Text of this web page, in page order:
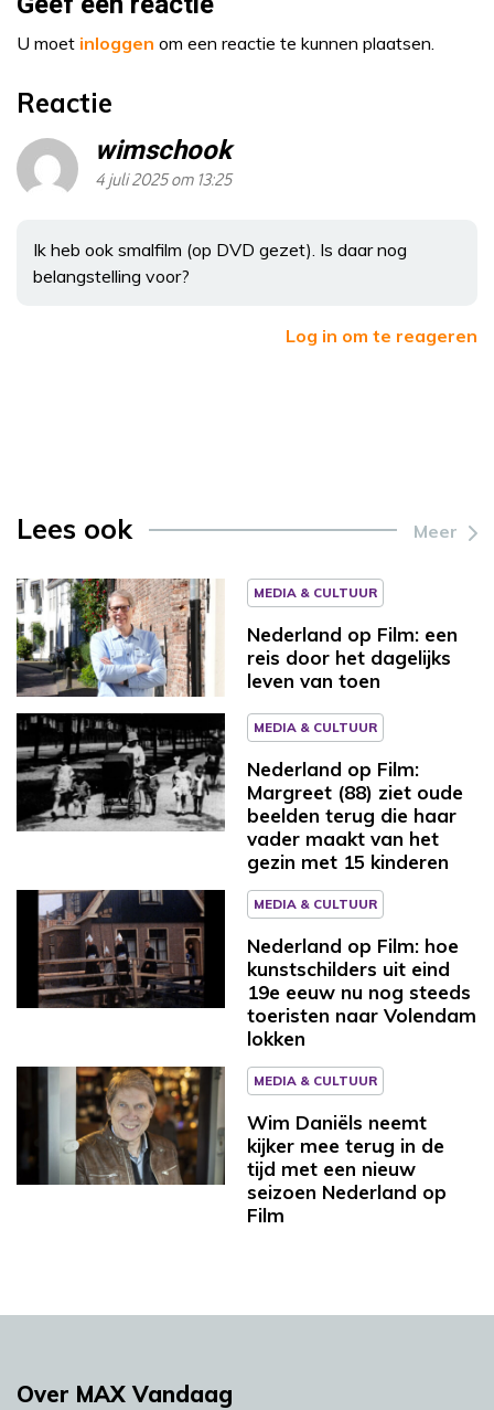
U moet inloggen om een reactie te kunnen plaatsen.
Reactie
wimschook
4 juli 2025 om 13:25
Ik heb ook smalfilm (op DVD gezet). Is daar nog
belangstelling voor?
Log in om te reageren
Lees ook Meer
MEDIA & CULTUUR
Nederland op Film: een
reis door het dagelijks
leven van toen
MEDIA & CULTUUR
Nederland op Film:
Margreet (88) ziet oude
beelden terug die haar
vader maakt van het
gezin met 15 kinderen
MEDIA & CULTUUR
Nederland op Film: hoe
kunstschilders uit eind
19e eeuw nu nog steeds
toeristen naar Volendam
lokken
MEDIA & CULTUUR
Wim Daniëls neemt
kijker mee terug in de
tijd met een nieuw
seizoen Nederland op
Film
Over MAX Vandaag